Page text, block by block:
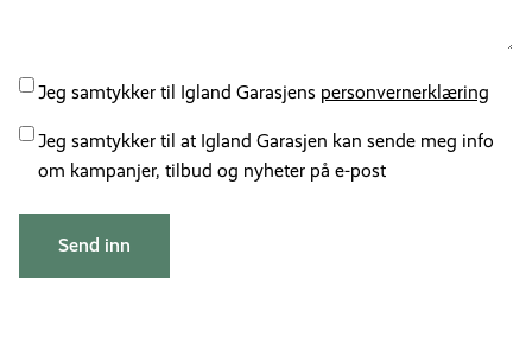
Personvernserklærring
Jeg samtykker til Igland Garasjens personvernerklæring
Kampanjer
Jeg samtykker til at Igland Garasjen kan sende meg info
om kampanjer, tilbud og nyheter på e-post